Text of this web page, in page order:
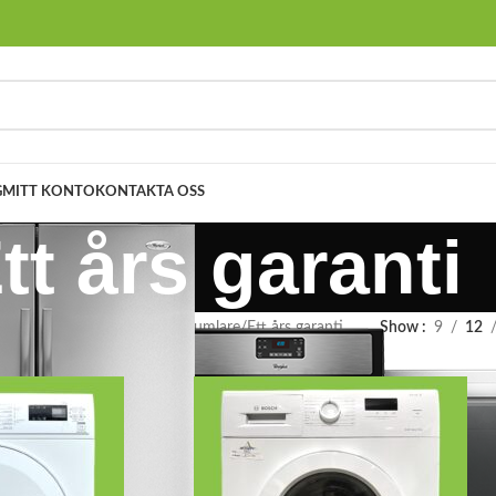
MITT KONTO KONTAKTA OSS
års garanti
Tvättmaskin och Torktumlare Ett års garanti Show 9 12